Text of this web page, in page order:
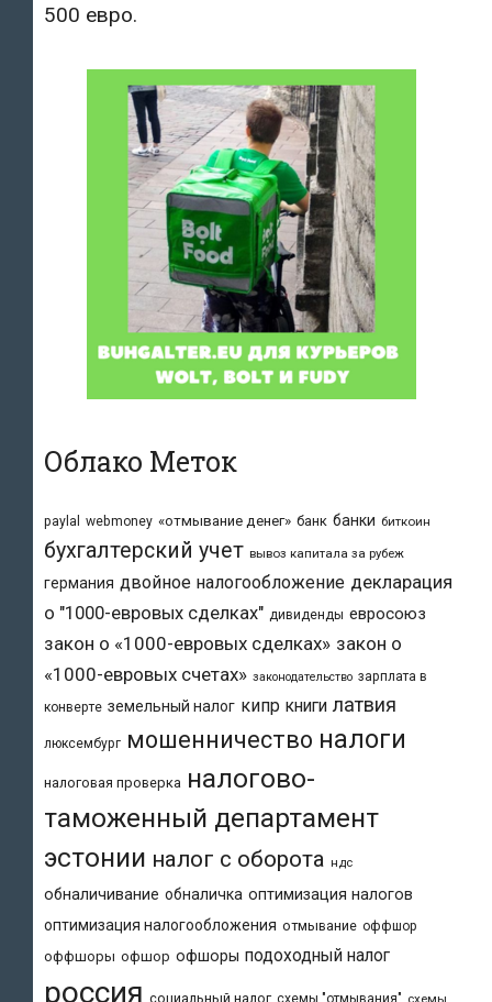
500 евро.
Облако Меток
paylal webmoney «отмывание денег» банк банки биткоин
бухгалтерский учет вывоз капитала за рубеж
германия двойное налогообложение декларация
о "1000-евровых сделках" дивиденды евросоюз
закон о «1000-евровых сделках» закон о
«1000-евровых счетах» законодательство зарплата в
конверте земельный налог кипр книги латвия
люксембург мошенничество налоги
налоговая проверка налогово-
таможенный департамент
эстонии налог с оборота ндс
обналичивание обналичка оптимизация налогов
оптимизация налогообложения отмывание оффшор
оффшоры офшор офшоры подоходный налог
россия социальный налог схемы "отмывания" схемы